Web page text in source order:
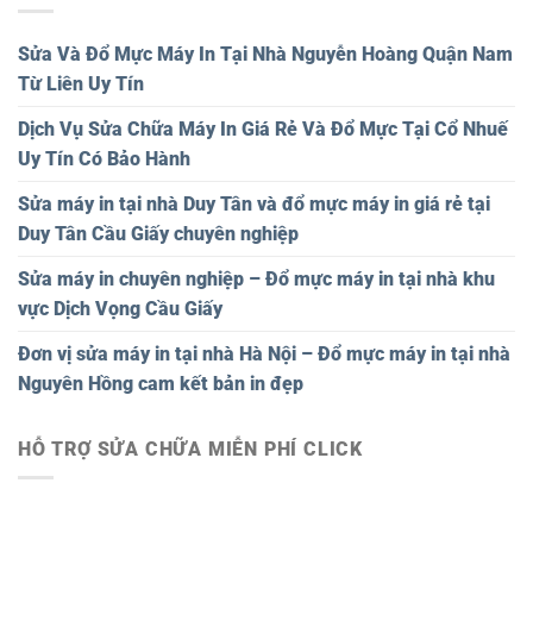
Sửa Và Đổ Mực Máy In Tại Nhà Nguyễn Hoàng Quận Nam
Từ Liên Uy Tín
Dịch Vụ Sửa Chữa Máy In Giá Rẻ Và Đổ Mực Tại Cổ Nhuế
Uy Tín Có Bảo Hành
Sửa máy in tại nhà Duy Tân và đổ mực máy in giá rẻ tại
Duy Tân Cầu Giấy chuyên nghiệp
Sửa máy in chuyên nghiệp – Đổ mực máy in tại nhà khu
vực Dịch Vọng Cầu Giấy
Đơn vị sửa máy in tại nhà Hà Nội – Đổ mực máy in tại nhà
Nguyên Hồng cam kết bản in đẹp
HỖ TRỢ SỬA CHỮA MIỄN PHÍ CLICK